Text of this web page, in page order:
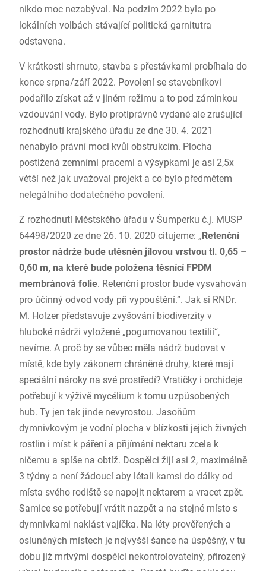
nikdo moc nezabýval. Na podzim 2022 byla po
lokálních volbách stávající politická garnitutra
odstavena.
V krátkosti shrnuto, stavba s přestávkami probíhala do
konce srpna/září 2022. Povolení se stavebníkovi
podařilo získat až v jiném režimu a to pod záminkou
vzdouvání vody. Bylo protiprávně vydané ale zrušující
rozhodnutí krajského úřadu ze dne 30. 4. 2021
nenabylo právní moci kvůi obstrukcím. Plocha
postižená zemními pracemi a výsypkami je asi 2,5x
větší než jak uvažoval projekt a co bylo předmětem
nelegálního dodatečného povolení.
Z rozhodnutí Městského úřadu v Šumperku č.j. MUSP
64498/2020 ze dne 26. 10. 2020 citujeme: „ Retenční
prostor nádrže bude utěsněn jílovou vrstvou tl. 0,65 –
0,60 m, na které bude položena těsnící FPDM
membránová folie. Retenční prostor bude vysvahován
pro účinný odvod vody při vypouštění.“. Jak si RNDr.
M. Holzer představuje zvyšování biodiverzity v
hluboké nádrži vyložené „pogumovanou textilií“,
nevíme. A proč by se vůbec měla nádrž budovat v
místě, kde byly zákonem chráněné druhy, které mají
speciální nároky na své prostředí? Vratičky i orchideje
potřebují k výživě mycélium k tomu uzpůsobených
hub. Ty jen tak jinde nevyrostou. Jasoňům
dymnivkovým je vodní plocha v blízkosti jejich živných
rostlin i míst k páření a přijímání nektaru zcela k
ničemu a spíše na obtíž. Dospělci žijí asi 2, maximálně
3 týdny a není žádoucí aby létali kamsi do dálky od
místa svého rodiště se napojit nektarem a vracet zpět.
Samice se potřebují vrátit nazpět a na stejné místo s
dymnivkami naklást vajíčka. Na léty prověřených a
osluněných místech je nejvyšší šance na úspěšný, v tu
dobu již mrtvými dospělci nekontrolovatelný, přirozený